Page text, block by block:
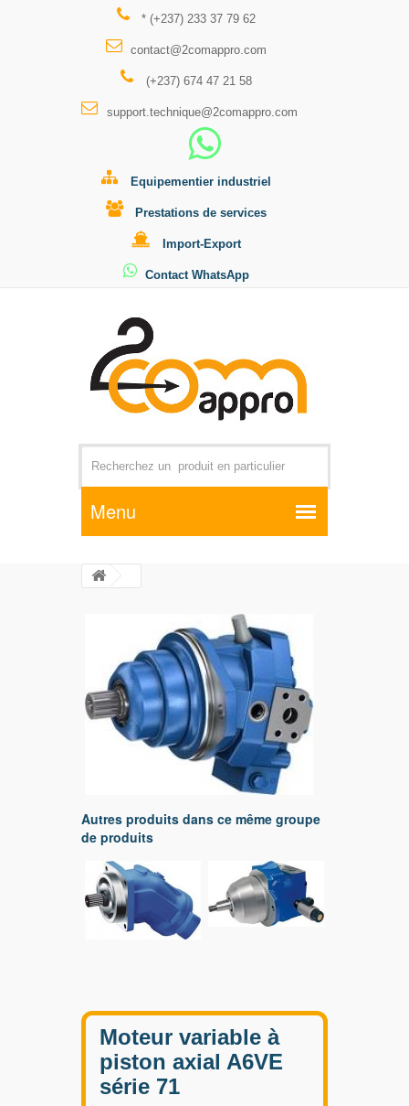
* (+237) 233 37 79 62
contact@2comappro.com
(+237) 674 47 21 58
support.technique@2comappro.com
Equipementier industriel
Prestations de services
Import-Export
Contact WhatsApp
Par exemple +distributeur +CD01
Autres produits dans ce même groupe
de produits
Moteur variable à
piston axial A6VE
série 71